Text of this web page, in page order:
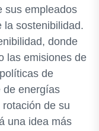
sus empleados
la sostenibilidad.
donde
las emisiones de
de
de energías
de su
una idea más